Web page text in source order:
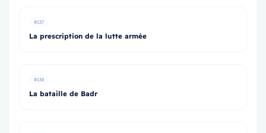
#137
La prescription de la lutte armée
#138
La bataille de Badr